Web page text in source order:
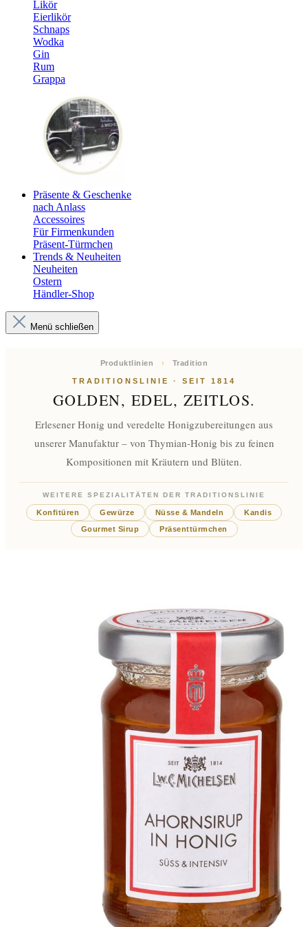
Likör
Eierlikör
Schnaps
Wodka
Gin
Rum
Grappa
Präsente & Geschenke
nach Anlass
Accessoires
Für Firmenkunden
Präsent-Türmchen
Trends & Neuheiten
Neuheiten
Ostern
Händler-Shop
Menü schließen
Produktlinien › Tradition
TRADITIONSLINIE · SEIT 1814
GOLDEN, EDEL, ZEITLOS.
Erlesener Honig und veredelte Honigzubereitungen aus
unserer Manufaktur – von Thymian-Honig bis zu feinen
Kompositionen mit Kräutern und Blüten.
WEITERE SPEZIALITÄTEN DER TRADITIONSLINIE
Konfitüren Gewürze Nüsse & Mandeln
Kandis
Gourmet Sirup
Präsenttürmchen